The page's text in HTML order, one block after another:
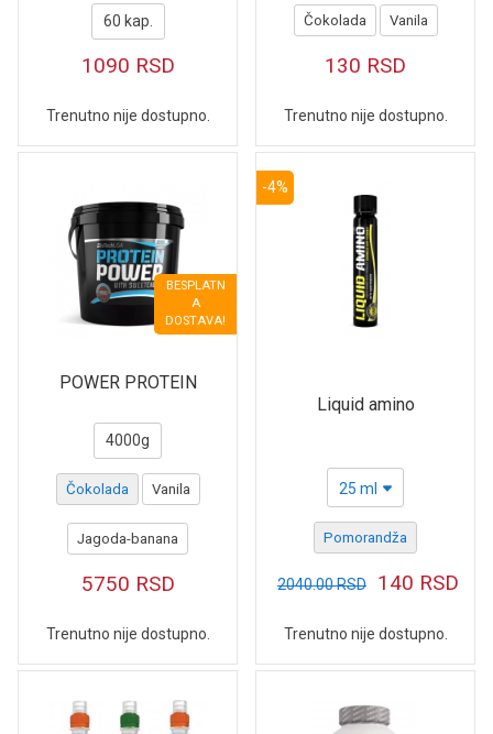
60 kap.
1090 RSD
Trenutno nije dostupno.
Čokolada Vanila
130 RSD
Trenutno nije dostupno.
BESPLATN
A
DOSTAVA!
POWER PROTEIN
4000g
Čokolada Vanila
Jagoda-banana
5750 RSD
Trenutno nije dostupno.
-4%
Liquid amino
25 ml
Pomorandža
2040.00RSD 140 RSD
Trenutno nije dostupno.